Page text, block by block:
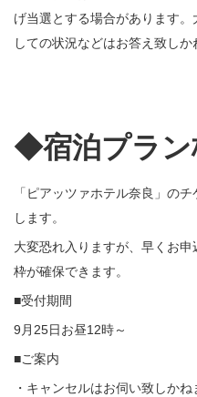
げ当選とする場合があります
しての状況などはお答え致しか
◆宿泊プラン
「ピアッツァホテル奈良」の
します。
大変恐れ入りますが、早くお
枠が確保できます。
■受付期間
9月25日お昼12時～
■ご案内
・キャンセルはお伺い致しか